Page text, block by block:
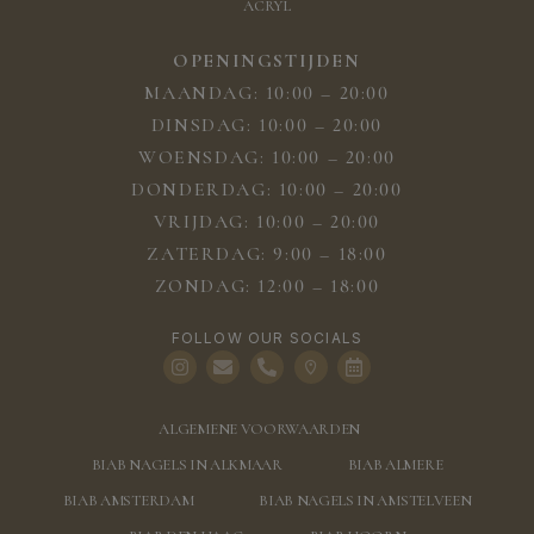
ACRYL
OPENINGSTIJDEN
MAANDAG: 10:00 – 20:00
DINSDAG: 10:00 – 20:00
WOENSDAG: 10:00 – 20:00
DONDERDAG: 10:00 – 20:00
VRIJDAG: 10:00 – 20:00
ZATERDAG: 9:00 – 18:00
ZONDAG: 12:00 – 18:00
FOLLOW OUR SOCIALS
ALGEMENE VOORWAARDEN
BIAB NAGELS IN ALKMAAR
BIAB ALMERE
BIAB AMSTERDAM
BIAB NAGELS IN AMSTELVEEN